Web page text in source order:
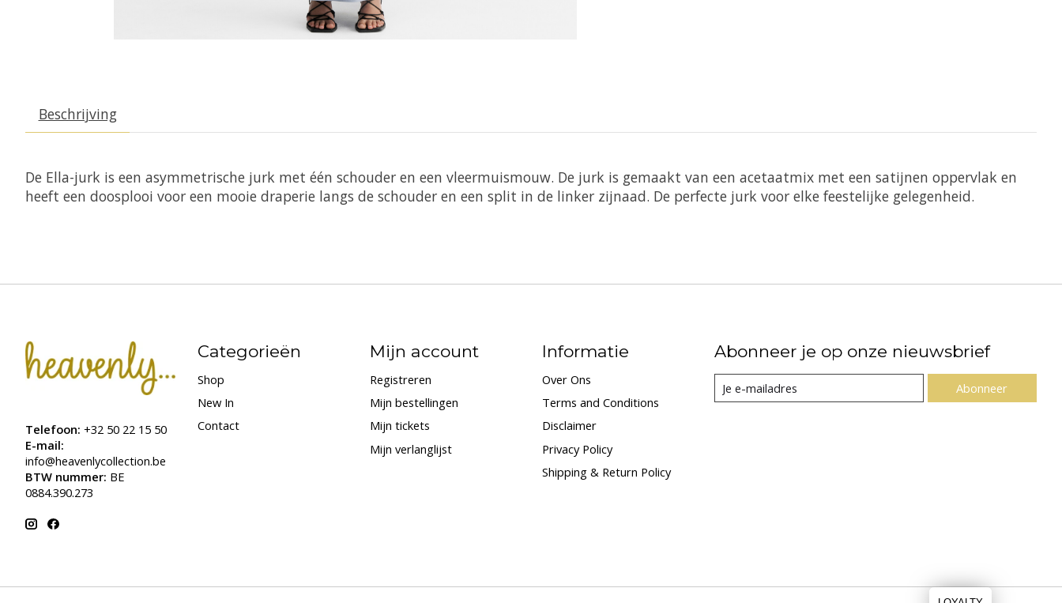
Beschrijving
De Ella-jurk is een asymmetrische jurk met één schouder en een vleermuismouw. De jurk is gemaakt van een acetaatmix met een satijnen oppervlak en
heeft een doosplooi voor een mooie draperie langs de schouder en een split in de linker zijnaad. De perfecte jurk voor elke feestelijke gelegenheid.
Telefoon: +32 50 22 15 50
E-mail:
info@heavenlycollection.be
BTW nummer: BE
0884.390.273
Categorieën
Shop
New In
Contact
Mijn account
Registreren
Mijn bestellingen
Mijn tickets
Mijn verlanglijst
Informatie
Over Ons
Terms and Conditions
Disclaimer
Privacy Policy
Shipping & Return Policy
Abonneer je op onze nieuwsbrief
Abonneer